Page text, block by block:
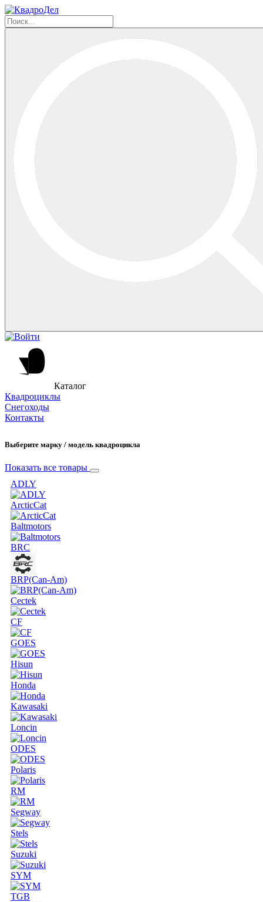
Каталог
Квадроциклы
Снегоходы
Контакты
Выберите марку / модель квадроцикла
Показать все товары
ADLY
ArcticCat
Baltmotors
BRC
BRP(Can-Am)
Cectek
CF
GOES
Hisun
Honda
Kawasaki
Loncin
ODES
Polaris
RM
Segway
Stels
Suzuki
SYM
TGB